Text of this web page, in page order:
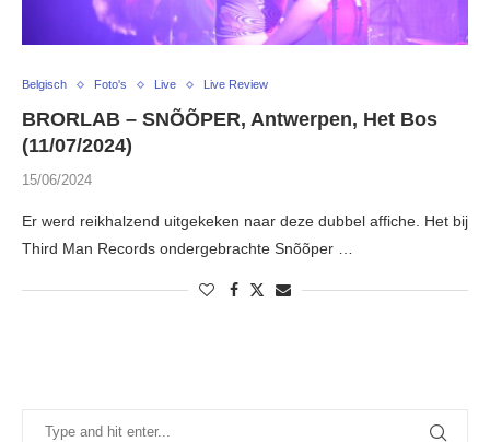
Belgisch Foto's Live Live Review
BRORLAB – SNÕÕPER, Antwerpen, Het Bos
(11/07/2024)
15/06/2024
Er werd reikhalzend uitgekeken naar deze dubbel affiche. Het bij
Third Man Records ondergebrachte Snõõper …